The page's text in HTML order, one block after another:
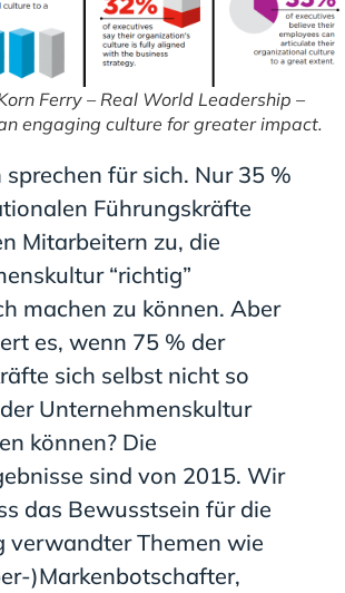
Ferry – Real World Leadership –
engaging culture for greater impact.
sprechen für sich. Nur 35 %
Führungskräfte
Mitarbeitern zu, die
“richtig”
machen zu können. Aber
es, wenn 75 % der
sich selbst nicht so
Unternehmenskultur
können? Die
sind von 2015. Wir
das Bewusstsein für die
verwandter Themen wie
)Markenbotschafter,